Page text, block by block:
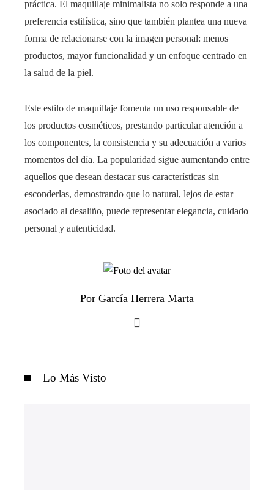
práctica. El maquillaje minimalista no solo responde a una
preferencia estilística, sino que también plantea una nueva
forma de relacionarse con la imagen personal: menos
productos, mayor funcionalidad y un enfoque centrado en
la salud de la piel.
Este estilo de maquillaje fomenta un uso responsable de
los productos cosméticos, prestando particular atención a
los componentes, la consistencia y su adecuación a varios
momentos del día. La popularidad sigue aumentando entre
aquellos que desean destacar sus características sin
esconderlas, demostrando que lo natural, lejos de estar
asociado al desaliño, puede representar elegancia, cuidado
personal y autenticidad.
Por García Herrera Marta
Lo Más Visto